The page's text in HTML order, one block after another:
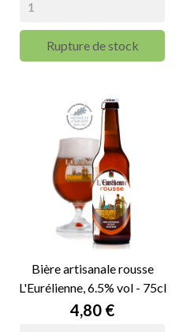
Rupture de stock
Bière artisanale rousse
L'Eurélienne, 6.5% vol - 75cl
Prix
4,80 €